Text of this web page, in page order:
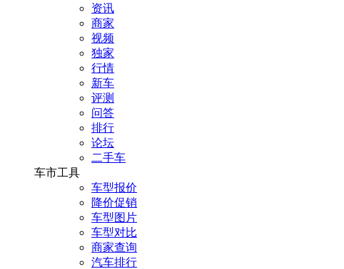
资讯
商家
视频
独家
行情
新车
评测
问答
排行
论坛
二手车
车市工具
车型报价
降价促销
车型图片
车型对比
商家查询
汽车排行